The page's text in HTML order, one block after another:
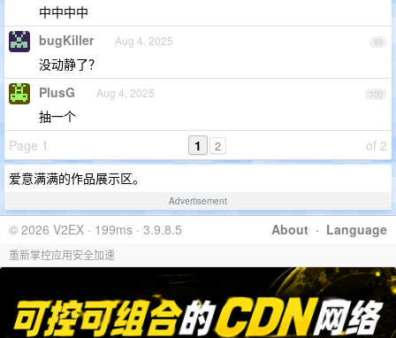
中中中中
99
bugKiller Aug 4, 2025
没动静了？
100
PlusG Aug 4, 2025
抽一个
Page 1
of 2
1 2
爱意满满的作品展示区。
Advertisement
About · Language
© 2026 V2EX · 199ms · 3.9.8.5
重新掌控应用安全加速